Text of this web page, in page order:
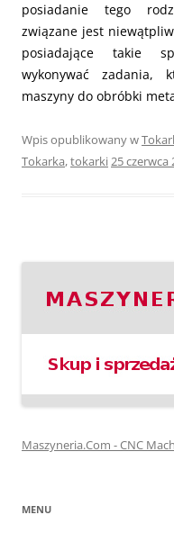
posiadanie tego
związane jest
posiadające takie
wykonywać zadania,
maszyny do obróbki
Wpis opublikowany w
Tokarka,tokarki25 czerwca
Maszyneria.Com - CNC
MENU